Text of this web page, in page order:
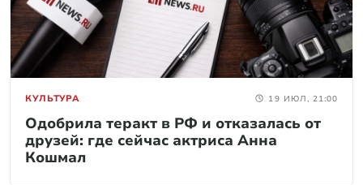
КУЛЬТУРА 19 ИЮЛ, 21:00
Одобрила теракт в РФ и отказалась от
друзей: где сейчас актриса Анна
Кошмал